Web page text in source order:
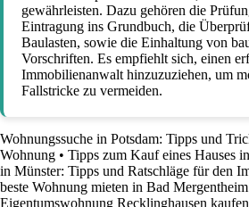
gewährleisten. Dazu gehören die
Eintragung ins Grundbuch, die
Baulasten, sowie die Einhaltung von
Vorschriften. Es empfiehlt sich, einen
Immobilienanwalt hinzuzuziehen, um
Fallstricke zu vermeiden.
Wohnungssuche in Potsdam: Tipps und
Wohnung • Tipps zum Kauf eines Hauses
in Münster: Tipps und Ratschläge für den
beste Wohnung mieten in Bad
Eigentumswohnung Recklinghausen